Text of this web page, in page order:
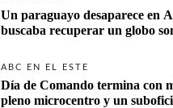
Un paraguayo desaparece en
ABC EN EL ESTE
Día de Comando termina con
pleno microcentro y un